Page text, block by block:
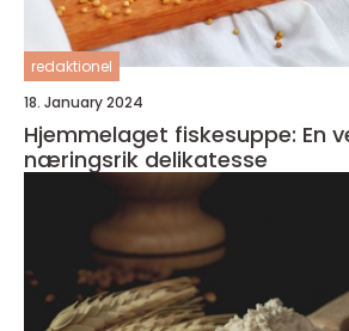
redaktionel
18. January 2024
Hjemmelaget fiskesuppe: En
næringsrik delikatesse